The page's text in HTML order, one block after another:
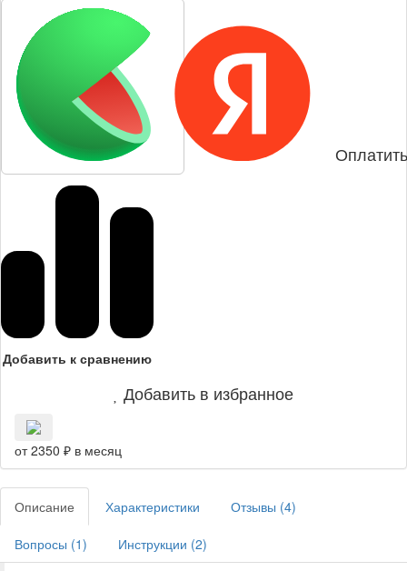
Добавить к сравнению
Добавить в избранное
от 2350 ₽ в месяц
Описание Характеристики Отзывы (4)
Вопросы (1) Инструкции (2)